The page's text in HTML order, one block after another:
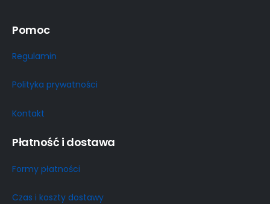
Pomoc
Regulamin
Polityka prywatności
Kontakt
Płatność i dostawa
Formy płatności
Czas i koszty dostawy